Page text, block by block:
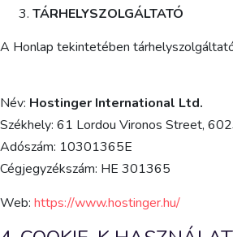
TÁRHELYSZOLGÁLTATÓ
A Honlap tekintetében
Név: Hostinger International Ltd.
Székhely: 61 Lordou Vironos Street,
Adószám: 10301365E
Cégjegyzékszám: HE 301365
Web: https://www.hostinger.hu/